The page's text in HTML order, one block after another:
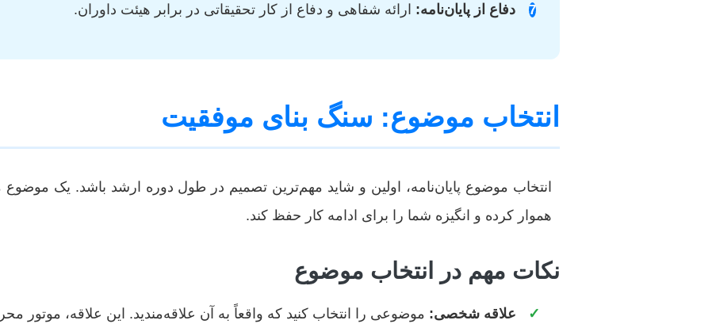
7 دفاع از پایان‌نامه: ارائه شفاهی و دفاع از کار تحقیقاتی در برابر هیئت داوران.
انتخاب موضوع: سنگ بنای موفقیت
انتخاب موضوع پایان‌نامه، اولین و شاید مهم‌ترین تصمیم در طول دوره ارشد باشد. یک
هموار کرده و انگیزه شما را برای ادامه کار حفظ کند.
نکات مهم در انتخاب موضوع
✓ علاقه شخصی: موضوعی را انتخاب کنید که واقعاً به آن علاقه‌مندید. این علاقه، موتور